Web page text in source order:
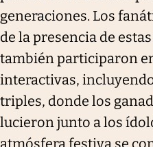
generaciones. Los
de la presencia de
también participaron
interactivas,
triples, donde los
lucieron junto a los
atmósfera festiva se